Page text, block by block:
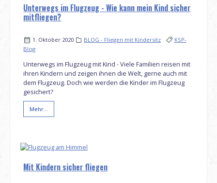
Unterwegs im Flugzeug - Wie kann mein Kind sicher
mitfliegen?
1. Oktober 2020 BLOG - Fliegen mit Kindersitz
KSP-
Blog
Unterwegs im Flugzeug mit Kind - Viele Familien reisen mit
ihren Kindern und zeigen ihnen die Welt, gerne auch mit
dem Flugzeug. Doch wie werden die Kinder im Flugzeug
gesichert?
Mehr...
Mit Kindern sicher fliegen